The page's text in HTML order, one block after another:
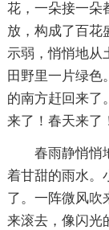
花，一朵接一朵
放，构成了百花
示弱，悄悄地从
田野里一片绿色
的南方赶回来了
来了！春天来了
春雨静悄悄
着甘甜的雨水。
了。一阵微风吹
来滚去，像闪光